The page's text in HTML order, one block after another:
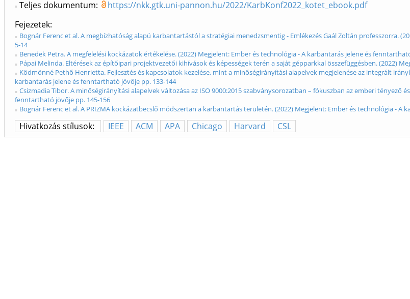
Teljes dokumentum:
https://nkk.gtk.uni-pannon.hu/2022/KarbKonf2022_kotet_ebook.pdf
Fejezetek
Bognár Ferenc et al. A megbízhatóság alapú karbantartástól a stratégiai menedzsmentig - Emlékezés Gaál Zoltán professzorra.
5-14
Benedek Petra. A megfelelési kockázatok értékelése. (2022) Megjelent: Ember és technológia - A karbantarás jelene és
Pápai Melinda. Eltérések az építőipari projektvezetői kihívások és képességek terén a saját gépparkkal összefüggésben. (2022)
Ködmönné Pethő Henrietta. Fejlesztés és kapcsolatok kezelése, mint a minőségirányítási alapelvek megjelenése az integrált
karbantarás jelene és fenntartható jövője pp. 133-144
Csizmadia Tibor. A minőségirányítási alapelvek változása az ISO 9000:2015 szabványsorozatban – fókuszban az emberi tényező
fenntartható jövője pp. 145-156
Bognár Ferenc et al. A PRIZMA kockázatbecslő módszertan a karbantartás területén. (2022) Megjelent: Ember és technológia - A
Hivatkozás stílusok: IEEE ACM APA Chicago Harvard CSL